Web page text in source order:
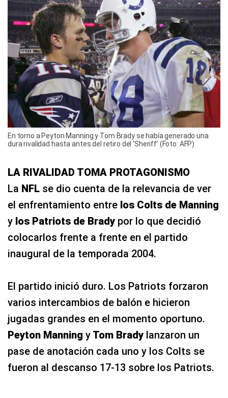
En torno a Peyton Manning y Tom Brady se había generado una
dura rivalidad hasta antes del retiro del ‘Sheriff’ (Foto: AFP)
LA RIVALIDAD TOMA PROTAGONISMO
La NFL se dio cuenta de la relevancia de ver
el enfrentamiento entre los Colts de Manning
y los Patriots de Brady por lo que decidió
colocarlos frente a frente en el partido
inaugural de la temporada 2004.
El partido inició duro. Los Patriots forzaron
varios intercambios de balón e hicieron
jugadas grandes en el momento oportuno.
Peyton Manning y Tom Brady lanzaron un
pase de anotación cada uno y los Colts se
fueron al descanso 17-13 sobre los Patriots.